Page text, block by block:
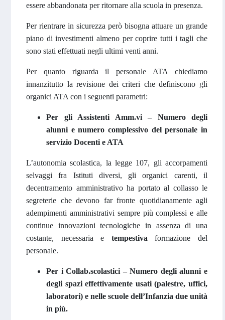
essere abbandonata per ritornare alla scuola in presenza.
Per rientrare in sicurezza però bisogna attuare un grande
piano di investimenti almeno per coprire tutti i tagli che
sono stati effettuati negli ultimi venti anni.
Per quanto riguarda il personale ATA chiediamo
innanzitutto la revisione dei criteri che definiscono gli
organici ATA con i seguenti parametri:
Per gli Assistenti Amm.vi – Numero degli
alunni e numero complessivo del personale in
servizio Docenti e ATA
L’autonomia scolastica, la legge 107, gli accorpamenti
selvaggi fra Istituti diversi, gli organici carenti, il
decentramento amministrativo ha portato al collasso le
segreterie che devono far fronte quotidianamente agli
adempimenti amministrativi sempre più complessi e alle
continue innovazioni tecnologiche in assenza di una
costante, necessaria e tempestiva formazione del
personale.
Per i Collab.scolastici – Numero degli alunni e
degli spazi effettivamente usati (palestre, uffici,
laboratori) e nelle scuole dell’Infanzia due unità
in più.